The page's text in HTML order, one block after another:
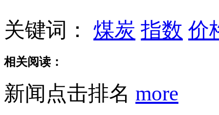
关键词： 煤炭 指数 价
相关阅读：
新闻点击排名 more